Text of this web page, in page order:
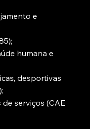
e
humana e
desportivas
serviços (CAE